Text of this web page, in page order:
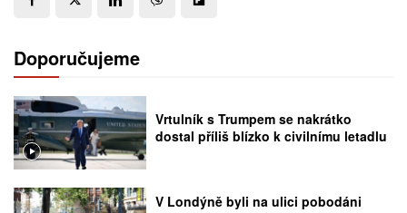
Doporučujeme
Vrtulník s Trumpem se nakrátko
dostal příliš blízko k civilnímu letadlu
V Londýně byli na ulici pobodáni